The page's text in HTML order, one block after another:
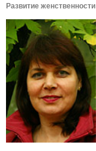
Развитие женственности